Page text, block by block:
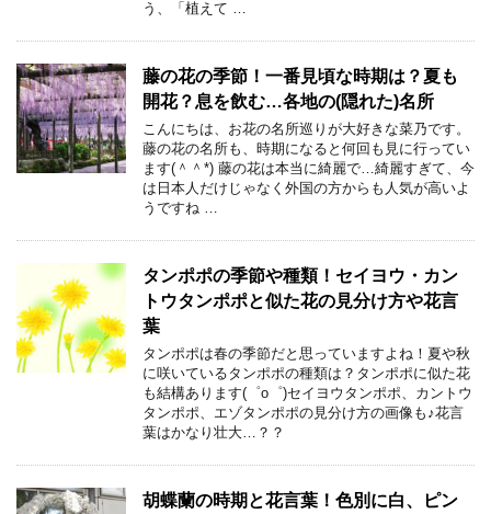
う、「植えて …
藤の花の季節！一番見頃な時期は？夏も
開花？息を飲む…各地の(隠れた)名所
こんにちは、お花の名所巡りが大好きな菜乃です。
藤の花の名所も、時期になると何回も見に行ってい
ます(＾＾*) 藤の花は本当に綺麗で…綺麗すぎて、今
は日本人だけじゃなく外国の方からも人気が高いよ
うですね …
タンポポの季節や種類！セイヨウ・カン
トウタンポポと似た花の見分け方や花言
葉
タンポポは春の季節だと思っていますよね！夏や秋
に咲いているタンポポの種類は？タンポポに似た花
も結構あります(゜o゜)セイヨウタンポポ、カントウ
タンポポ、エゾタンポポの見分け方の画像も♪花言
葉はかなり壮大…？？
胡蝶蘭の時期と花言葉！色別に白、ピン